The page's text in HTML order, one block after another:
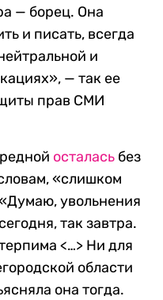
— борец. Она
и писать, всегда
и
— так ее
прав СМИ
осталась без
«слишком
увольнения
так завтра.
<…> Ни для
области
она тогда.